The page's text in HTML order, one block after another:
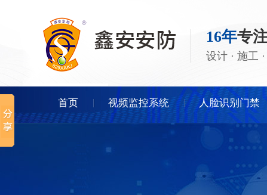
16年专
设计 · 施工
首页 视频监控系统 人脸识别门禁